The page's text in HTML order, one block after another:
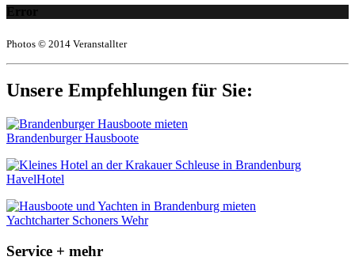
Error
Photos © 2014 Veranstallter
Unsere Empfehlungen für Sie:
Brandenburger Hausboote
HavelHotel
Yachtcharter Schoners Wehr
Service + mehr